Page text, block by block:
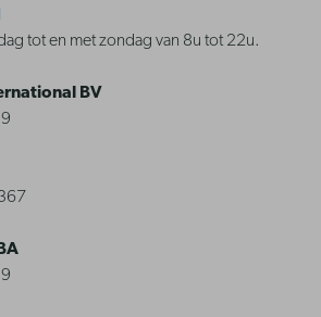
tot en met zondag van 8u tot 22u.
BV